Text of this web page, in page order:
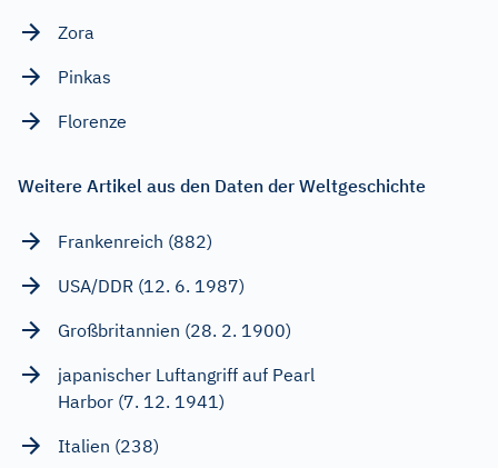
Zora
Pinkas
Florenze
Weitere Artikel aus den Daten der Weltgeschichte
Frankenreich (882)
USA/DDR (12. 6. 1987)
Großbritannien (28. 2. 1900)
japanischer Luftangriff auf Pearl
Harbor (7. 12. 1941)
Italien (238)